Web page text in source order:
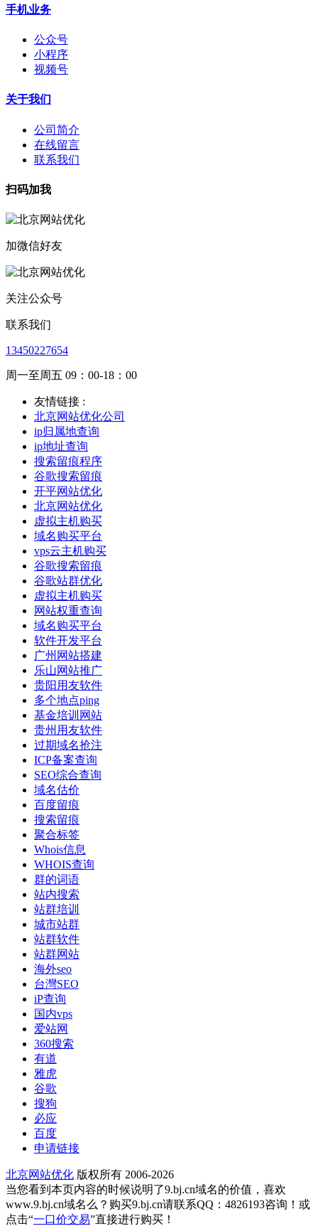
手机业务
公众号
小程序
视频号
关于我们
公司简介
在线留言
联系我们
扫码加我
加微信好友
关注公众号
联系我们
13450227654
周一至周五 09：00-18：00
友情链接 :
北京网站优化公司
ip归属地查询
ip地址查询
搜索留痕程序
谷歌搜索留痕
开平网站优化
北京网站优化
虚拟主机购买
域名购买平台
vps云主机购买
谷歌搜索留痕
谷歌站群优化
虚拟主机购买
网站权重查询
域名购买平台
软件开发平台
广州网站搭建
乐山网站推广
贵阳用友软件
多个地点ping
基金培训网站
贵州用友软件
过期域名抢注
ICP备案查询
SEO综合查询
域名估价
百度留痕
搜索留痕
聚合标签
Whois信息
WHOIS查询
群的词语
站内搜索
站群培训
城市站群
站群软件
站群网站
海外seo
台灣SEO
iP查询
国内vps
爱站网
360搜索
有道
雅虎
谷歌
搜狗
必应
百度
申请链接
北京网站优化 版权所有 2006-2026
当您看到本页内容的时候说明了9.bj.cn域名的价值，喜欢
www.9.bj.cn域名么？购买9.bj.cn请联系QQ：4826193咨询！或
点击“一口价交易”直接进行购买！